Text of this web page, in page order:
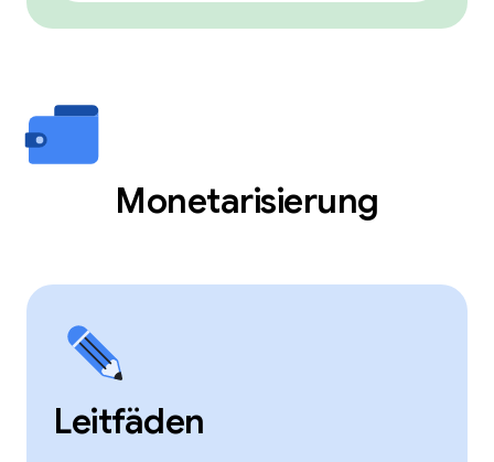
Monetarisierung
Leitfäden